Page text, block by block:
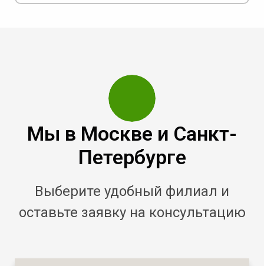
Мы в Москве и Санкт-
Петербурге
Выберите удобный филиал и
оставьте заявку на консультацию